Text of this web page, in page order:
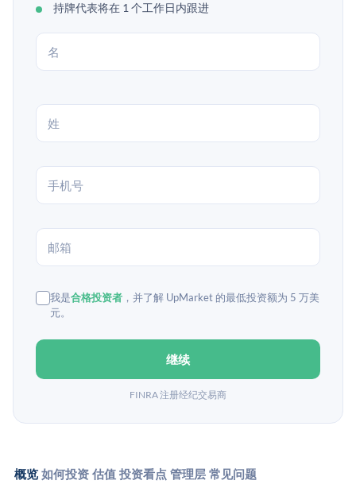
持牌代表将在 1 个工作日内跟进
我是合格投资者 ，并了解 UpMarket 的最低投资额为 5 万美
元。
继续
FINRA 注册经纪交易商
概览 如何投资 估值 投资看点 管理层 常见问题